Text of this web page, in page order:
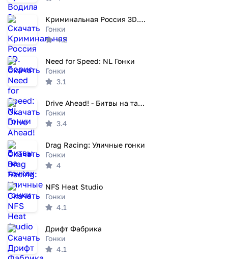
Криминальная Россия 3D. Борис
Гонки
4.2
Need for Speed: NL Гонки
Гонки
3.1
Drive Ahead! - Битвы на тачках
Гонки
3.4
Drag Racing: Уличные гонки
Гонки
4
NFS Heat Studio
Гонки
4.1
Дрифт Фабрика
Гонки
4.1